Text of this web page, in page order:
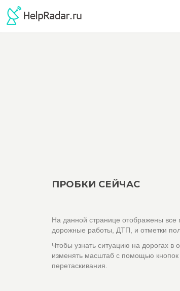
ПРОБКИ СЕЙЧАС
На данной странице отображены все
дорожные работы, ДТП, и отметки
Чтобы узнать ситуацию на дорогах
изменять масштаб с помощью
перетаскивания.